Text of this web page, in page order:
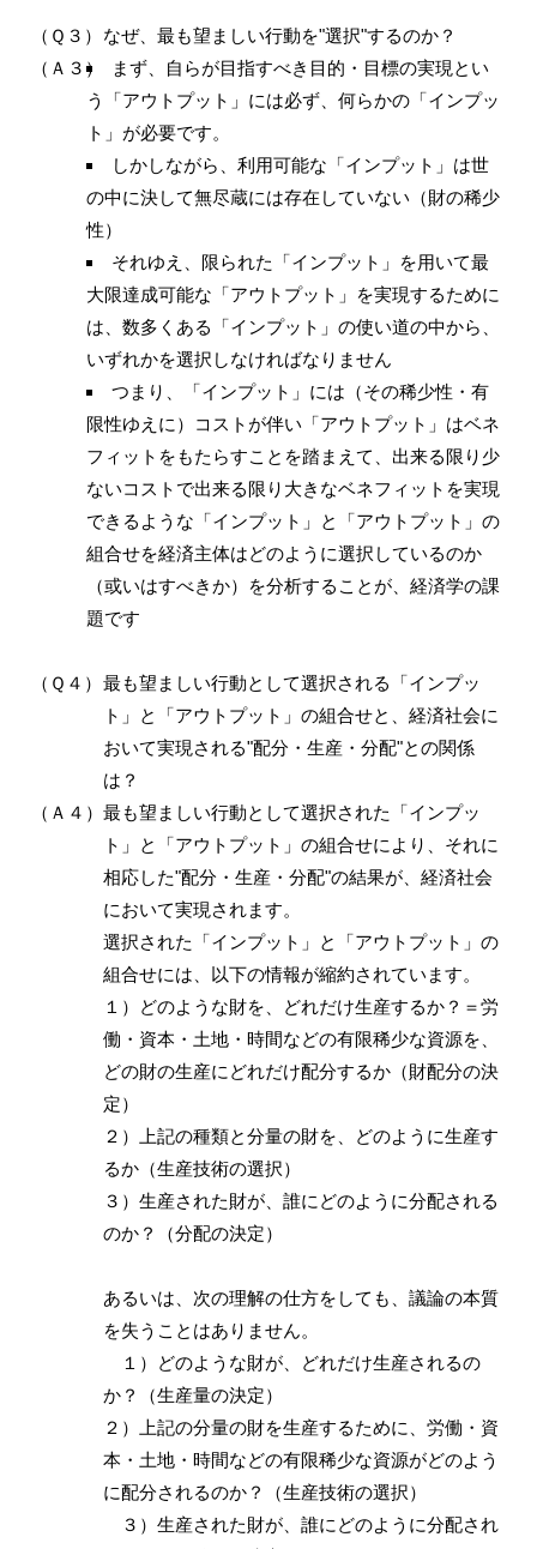
（Ｑ３）
なぜ、最も望ましい行動を"選択"するのか？
（Ａ３）
まず、自らが目指すべき目的・目標の実現とい
う「アウトプット」には必ず、何らかの「インプッ
ト」が必要です。
しかしながら、利用可能な「インプット」は世
の中に決して無尽蔵には存在していない（財の稀少
性）
それゆえ、限られた「インプット」を用いて最
大限達成可能な「アウトプット」を実現するために
は、数多くある「インプット」の使い道の中から、
いずれかを選択しなければなりません
つまり、「インプット」には（その稀少性・有
限性ゆえに）コストが伴い「アウトプット」はベネ
フィットをもたらすことを踏まえて、出来る限り少
ないコストで出来る限り大きなベネフィットを実現
できるような「インプット」と「アウトプット」の
組合せを経済主体はどのように選択しているのか
（或いはすべきか）を分析することが、経済学の課
題です
（Ｑ４） 最も望ましい行動として選択される「インプッ
ト」と「アウトプット」の組合せと、経済社会に
おいて実現される"配分・生産・分配"との関係
は？
（Ａ４）最も望ましい行動として選択された「インプッ
ト」と「アウトプット」の組合せにより、それに
相応した"配分・生産・分配"の結果が、経済社会
において実現されます。
選択された「インプット」と「アウトプット」の
組合せには、以下の情報が縮約されています。
１）どのような財を、どれだけ生産するか？＝労
働・資本・土地・時間などの有限稀少な資源を、
どの財の生産にどれだけ配分するか（財配分の決
定）
２）上記の種類と分量の財を、どのように生産す
るか（生産技術の選択）
３）生産された財が、誰にどのように分配される
のか？（分配の決定）
あるいは、次の理解の仕方をしても、議論の本質
を失うことはありません。
１）どのような財が、どれだけ生産されるの
か？（生産量の決定）
２）上記の分量の財を生産するために、労働・資
本・土地・時間などの有限稀少な資源がどのよう
に配分されるのか？（生産技術の選択）
３）生産された財が、誰にどのように分配され